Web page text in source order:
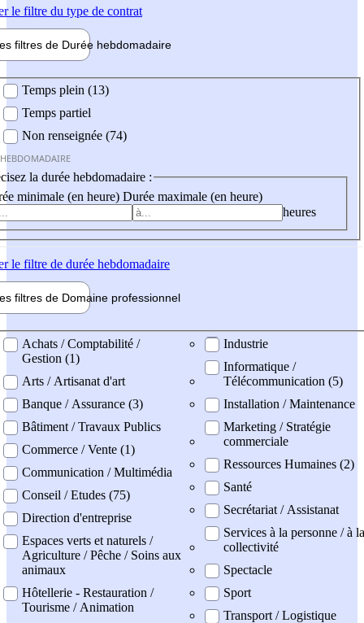
le filtre du type de contrat
filtres de Durée hebdomadaire
Temps plein (13)
Temps partiel
Non renseignée (74)
la durée hebdomadaire :
minimale (en heure) Durée maximale (en heure)
heures
le filtre de durée hebdomadaire
filtres de Domaine professionnel
professionel
Achats / Comptabilité /
Gestion (1)
Arts / Artisanat d'art
Banque / Assurance (3)
Bâtiment / Travaux Publics
Commerce / Vente (1)
Communication / Multimédia
Conseil / Etudes (75)
Direction d'entreprise
Espaces verts et naturels /
Agriculture / Pêche / Soins aux
animaux
Hôtellerie - Restauration /
Tourisme / Animation
Industrie
Informatique /
Télécommunication (5)
Installation / Maintenance
Marketing / Stratégie
commerciale
Ressources Humaines (2)
Santé
Secrétariat / Assistanat
Services à la personne / à la
collectivité
Spectacle
Sport
Transport / Logistique